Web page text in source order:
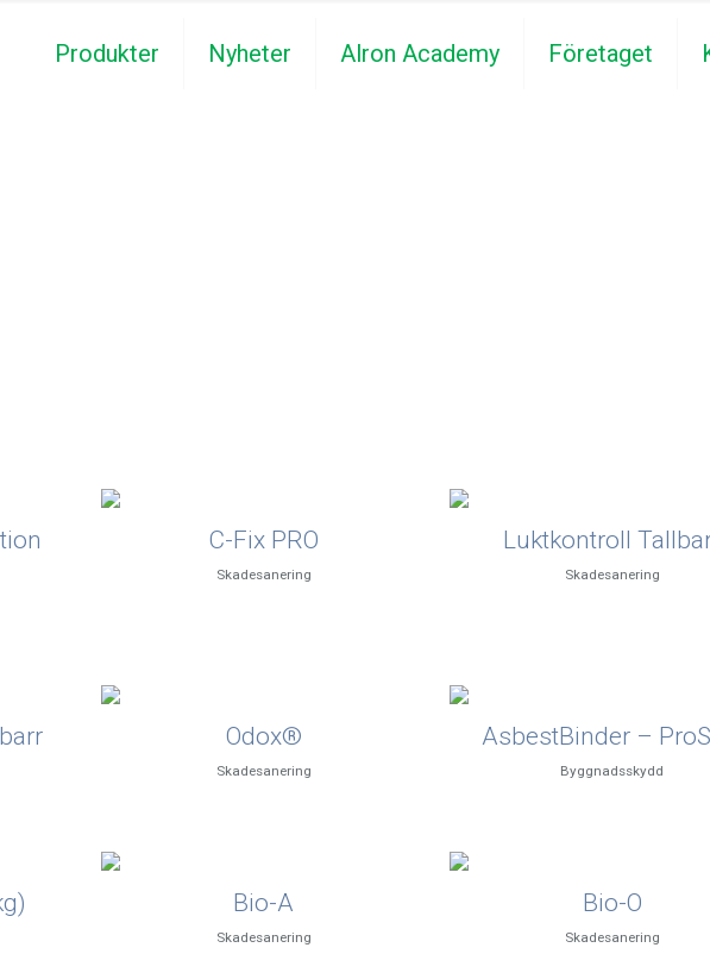
Produkter Nyheter Alron Academy Företaget
C-Fix PRO
Skadesanering
Luktkontroll
Skadesanering
Odox®
Skadesanering
AsbestBinder –
Byggnadsskydd
Bio-A
Skadesanering
Bio-O
Skadesanering